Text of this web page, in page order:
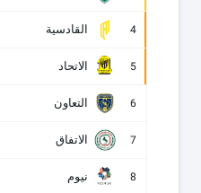
4 القادسية
5 الاتحاد
6 التعاون
7 الاتفاق
8 نيوم